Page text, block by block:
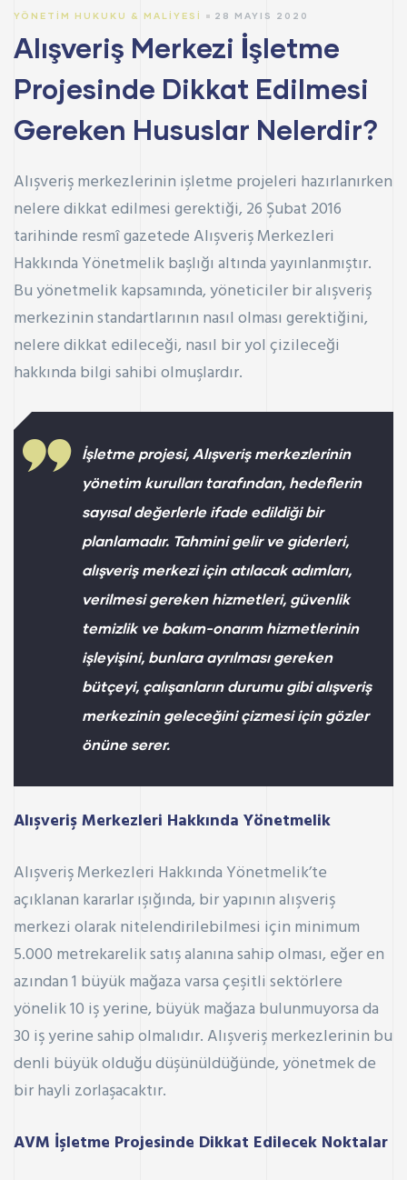
YÖNETIM HUKUKU & MALIYESI 28 MAYIS 2020
Alışveriş Merkezi İşletme
Projesinde Dikkat Edilmesi
Gereken Hususlar Nelerdir?
Alışveriş merkezlerinin işletme projeleri hazırlanırken
nelere dikkat edilmesi gerektiği, 26 Şubat 2016
tarihinde resmî gazetede Alışveriş Merkezleri
Hakkında Yönetmelik başlığı altında yayınlanmıştır.
Bu yönetmelik kapsamında, yöneticiler bir alışveriş
merkezinin standartlarının nasıl olması gerektiğini,
nelere dikkat edileceği, nasıl bir yol çizileceği
hakkında bilgi sahibi olmuşlardır.
İşletme projesi, Alışveriş merkezlerinin
yönetim kurulları tarafından, hedeflerin
sayısal değerlerle ifade edildiği bir
planlamadır. Tahmini gelir ve giderleri,
alışveriş merkezi için atılacak adımları,
verilmesi gereken hizmetleri, güvenlik
temizlik ve bakım-onarım hizmetlerinin
işleyişini, bunlara ayrılması gereken
bütçeyi, çalışanların durumu gibi alışveriş
merkezinin geleceğini çizmesi için gözler
önüne serer.
Alışveriş Merkezleri Hakkında Yönetmelik
Alışveriş Merkezleri Hakkında Yönetmelik’te
açıklanan kararlar ışığında, bir yapının alışveriş
merkezi olarak nitelendirilebilmesi için minimum
5.000 metrekarelik satış alanına sahip olması, eğer en
azından 1 büyük mağaza varsa çeşitli sektörlere
yönelik 10 iş yerine, büyük mağaza bulunmuyorsa da
30 iş yerine sahip olmalıdır. Alışveriş merkezlerinin bu
denli büyük olduğu düşünüldüğünde, yönetmek de
bir hayli zorlaşacaktır.
AVM İşletme Projesinde Dikkat Edilecek Noktalar